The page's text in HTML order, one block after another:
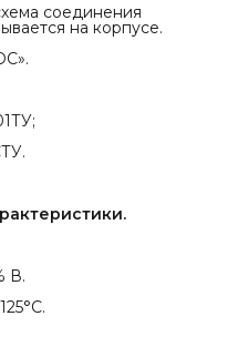
соединения
на корпусе.
В.